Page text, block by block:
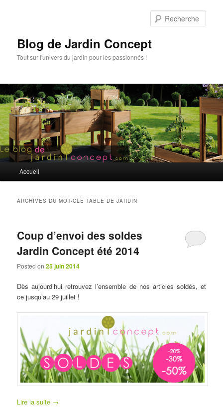
Blog de Jardin Concept
Tout sur l'univers du jardin pour les passionnés !
Aller au contenu principal
Aller au contenu secondaire
Accueil
ARCHIVES DU MOT-CLÉTABLE DE JARDIN
Coup d’envoi des soldes
Jardin Concept été 2014
Posted on25 juin 2014
Dès aujourd’hui retrouvez l’ensemble de nos articles soldés, et
ce jusqu’au 29 juillet !
Lire la suite →